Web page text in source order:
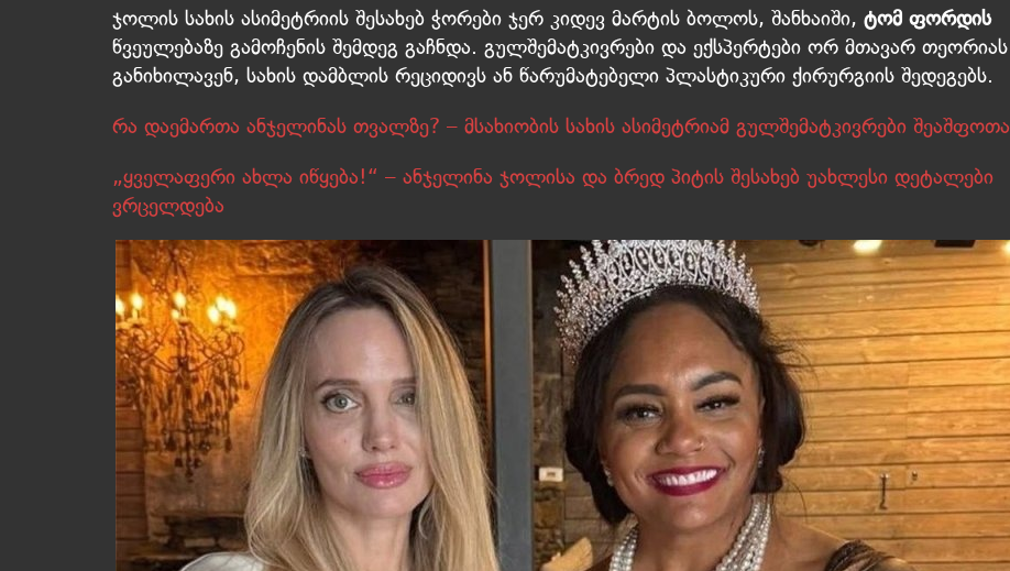
ჯოლის სახის ასიმეტრიის შესახებ ჭორები ჯერ კიდევ მარტის ბოლოს, შანხაიში, ტომ ფორდის
წვეულებაზე გამოჩენის შემდეგ გაჩნდა. გულშემატკივრები და ექსპერტები ორ მთავარ თეორიას
განიხილავენ, სახის დამბლის რეციდივს ან წარუმატებელი პლასტიკური ქირურგიის შედეგებს.
რა დაემართა ანჯელინას თვალზე? – მსახიობის სახის ასიმეტრიამ გულშემატკივრები შეაშფოთა
„ყველაფერი ახლა იწყება!“ – ანჯელინა ჯოლისა და ბრედ პიტის შესახებ უახლესი დეტალები
ვრცელდება